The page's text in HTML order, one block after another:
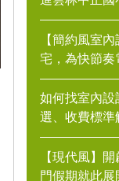
【簡約風室
宅，為快節奏
如何找室內設
選、收費標準
【現代風】
門假期就此展